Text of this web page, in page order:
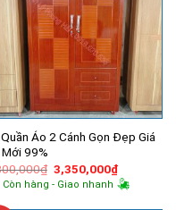
Áo 2 Cánh Gọn Đẹp Giá
Mới 99%
₫ Giá
gốc
là:
3,350,000₫Giá
hiện
tại
Còn hàng - Giao nhanh